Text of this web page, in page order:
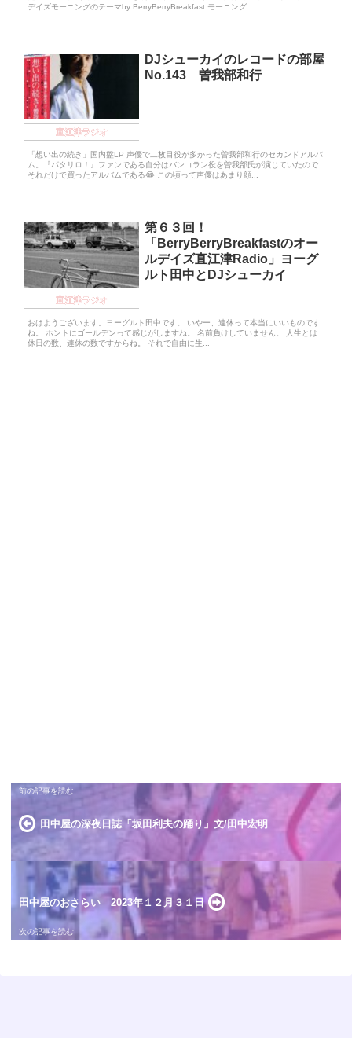
デイズモーニングのテーマby BerryBerryBreakfast モーニング...
直江津ラジオ
DJシューカイのレコードの部屋
No.143 曽我部和行
「想い出の続き」国内盤LP 声優で二枚目役が多かった曽我部和行のセカンドアルバ
ム。『パタリロ！』ファンである自分はバンコラン役を曽我部氏が演じていたので
それだけで買ったアルバムである😂 この頃って声優はあまり顔...
直江津ラジオ
第６３回！
「BerryBerryBreakfastのオー
ルデイズ直江津Radio」ヨーグ
ルト田中とDJシューカイ
おはようございます。ヨーグルト田中です。 いやー、連休って本当にいいものです
ね。 ホントにゴールデンって感じがしますね。 名前負けしていません。 人生とは
休日の数、連休の数ですからね。 それで自由に生...
田中屋の深夜日誌「坂田利夫の踊り」文/田中宏明
田中屋のおさらい 2023年１２月３１日